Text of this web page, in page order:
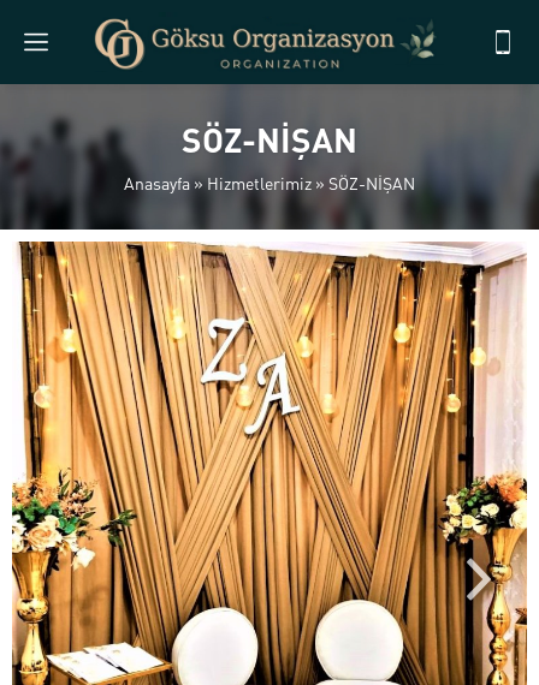
SÖZ-NİŞAN
Anasayfa »Hizmetlerimiz » SÖZ-NİŞAN